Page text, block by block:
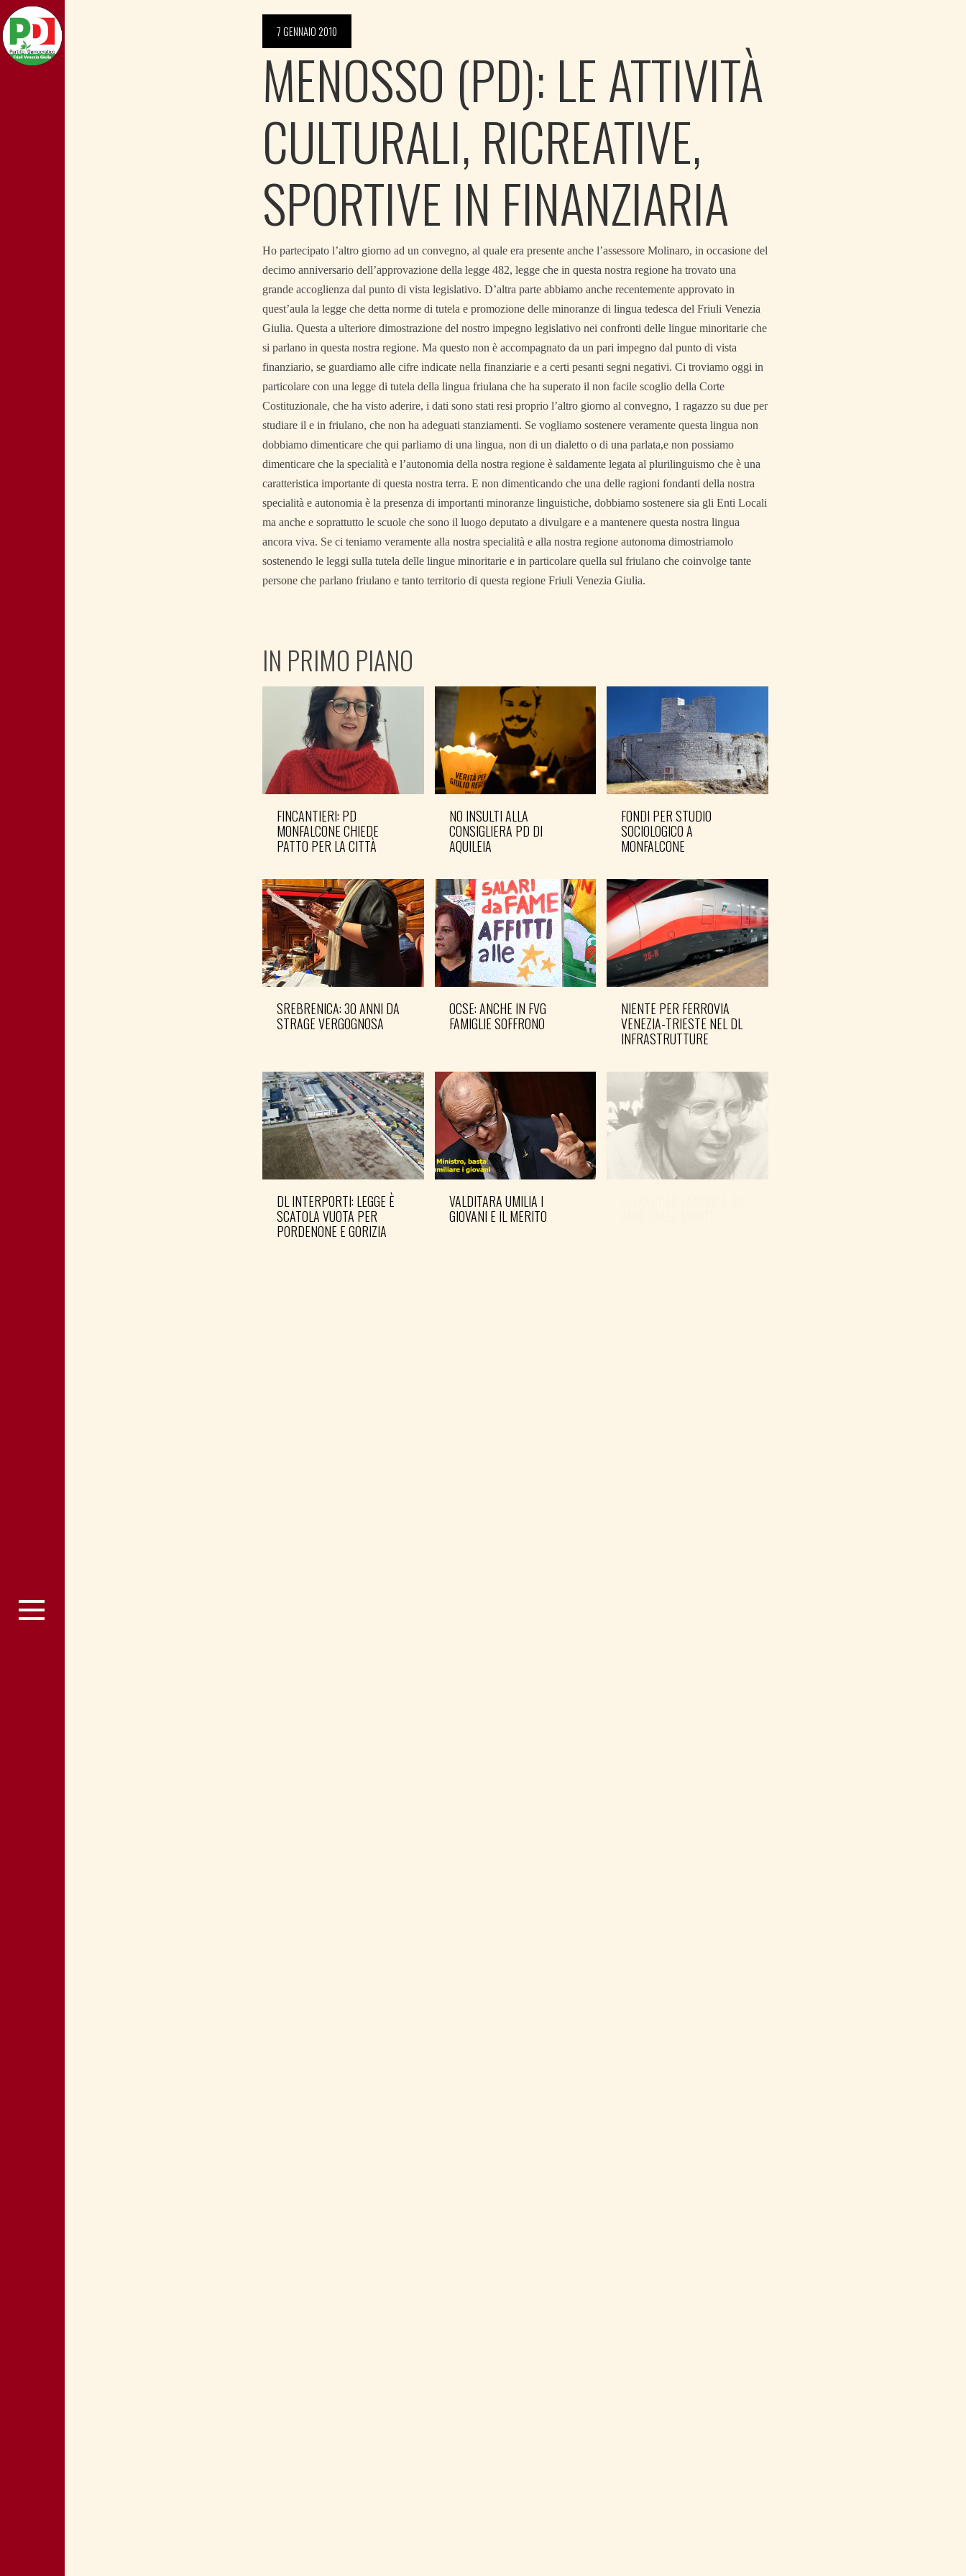
7 GENNAIO 2010
MENOSSO (PD): LE ATTIVITÀ
CULTURALI, RICREATIVE,
SPORTIVE IN FINANZIARIA
Ho partecipato l’altro giorno ad un convegno, al quale era presente anche l’assessore Molinaro, in occasione del
decimo anniversario dell’approvazione della legge 482, legge che in questa nostra regione ha trovato una
grande accoglienza dal punto di vista legislativo. D’altra parte abbiamo anche recentemente approvato in
quest’aula la legge che detta norme di tutela e promozione delle minoranze di lingua tedesca del Friuli Venezia
Giulia. Questa a ulteriore dimostrazione del nostro impegno legislativo nei confronti delle lingue minoritarie che
si parlano in questa nostra regione. Ma questo non è accompagnato da un pari impegno dal punto di vista
finanziario, se guardiamo alle cifre indicate nella finanziarie e a certi pesanti segni negativi. Ci troviamo oggi in
particolare con una legge di tutela della lingua friulana che ha superato il non facile scoglio della Corte
Costituzionale, che ha visto aderire, i dati sono stati resi proprio l’altro giorno al convegno, 1 ragazzo su due per
studiare il e in friulano, che non ha adeguati stanziamenti. Se vogliamo sostenere veramente questa lingua non
dobbiamo dimenticare che qui parliamo di una lingua, non di un dialetto o di una parlata,e non possiamo
dimenticare che la specialità e l’autonomia della nostra regione è saldamente legata al plurilinguismo che è una
caratteristica importante di questa nostra terra. E non dimenticando che una delle ragioni fondanti della nostra
specialità e autonomia è la presenza di importanti minoranze linguistiche, dobbiamo sostenere sia gli Enti Locali
ma anche e soprattutto le scuole che sono il luogo deputato a divulgare e a mantenere questa nostra lingua
ancora viva. Se ci teniamo veramente alla nostra specialità e alla nostra regione autonoma dimostriamolo
sostenendo le leggi sulla tutela delle lingue minoritarie e in particolare quella sul friulano che coinvolge tante
persone che parlano friulano e tanto territorio di questa regione Friuli Venezia Giulia.
IN PRIMO PIANO
FINCANTIERI: PD
MONFALCONE CHIEDE
PATTO PER LA CITTÀ
NO INSULTI ALLA
CONSIGLIERA PD DI
AQUILEIA
FONDI PER STUDIO
SOCIOLOGICO A
MONFALCONE
SREBRENICA: 30 ANNI DA
STRAGE VERGOGNOSA
OCSE: ANCHE IN FVG
FAMIGLIE SOFFRONO
NIENTE PER FERROVIA
VENEZIA-TRIESTE NEL DL
INFRASTRUTTURE
DL INTERPORTI: LEGGE È
SCATOLA VUOTA PER
PORDENONE E GORIZIA
VALDITARA UMILIA I
GIOVANI E IL MERITO